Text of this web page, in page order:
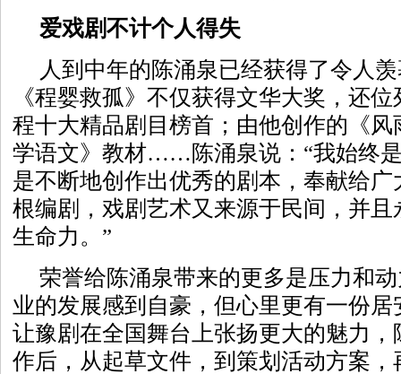
爱戏剧不计个人得失
人到中年的陈涌泉已经获得了令人
《程婴救孤》不仅获得文华大奖，还
程十大精品剧目榜首；由他创作的《
学语文》教材……陈涌泉说：“我始终
是不断地创作出优秀的剧本，奉献给
根编剧，戏剧艺术又来源于民间，并
生命力。”
荣誉给陈涌泉带来的更多是压力和
业的发展感到自豪，但心里更有一份
让豫剧在全国舞台上张扬更大的魅力
作后，从起草文件，到策划活动方案